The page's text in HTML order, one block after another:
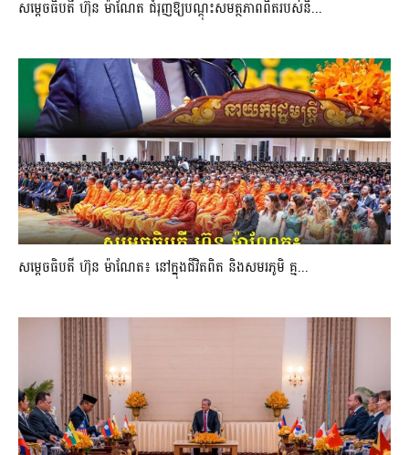
សម្តេចធិបតី ហ៊ុន ម៉ាណែត ជំរុញឱ្យបណ្តុះសមត្ថភាពពិតរបស់និ...
សម្តេចធិបតី ហ៊ុន ម៉ាណែត៖ នៅក្នុងជីវិតពិត និងសមរភូមិ គ្ម...